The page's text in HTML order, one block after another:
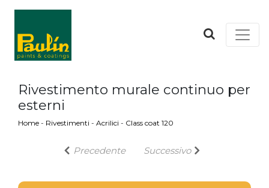
Rivestimento murale continuo per
esterni
Home - Rivestimenti - Acrilici - Class coat 120
Precedente Successivo